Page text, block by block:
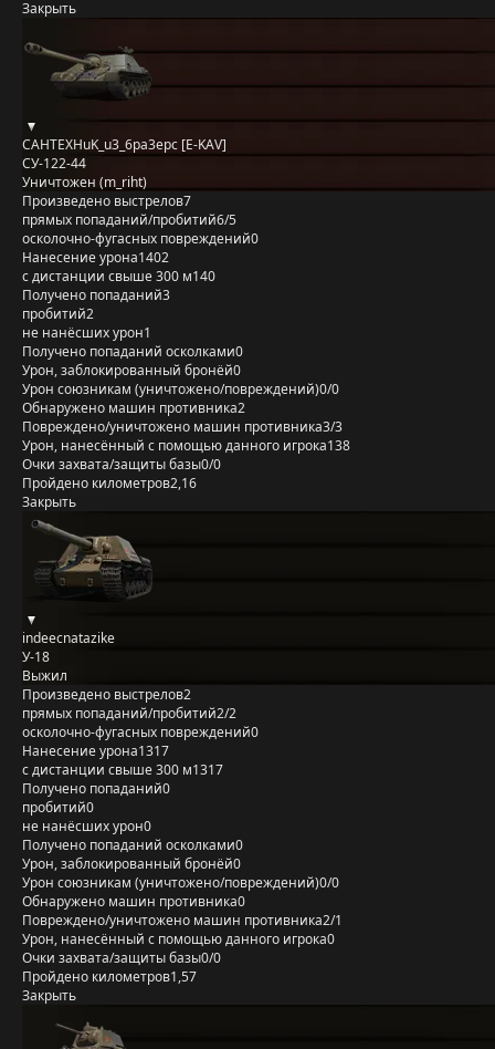
Закрыть
CAHTEXHuK_u3_6pa3epc [E-KAV]
СУ-122-44
Уничтожен (m_riht)
Произведено выстрелов7
прямых попаданий/пробитий6/5
осколочно-фугасных повреждений0
Нанесение урона1402
с дистанции свыше 300 м140
Получено попаданий3
пробитий2
не нанёсших урон1
Получено попаданий осколками0
Урон, заблокированный бронёй0
Урон союзникам (уничтожено/повреждений)0/0
Обнаружено машин противника2
Повреждено/уничтожено машин противника3/3
Урон, нанесённый с помощью данного игрока138
Очки захвата/защиты базы0/0
Пройдено километров2,16
Закрыть
indeecnatazike
У-18
Выжил
Произведено выстрелов2
прямых попаданий/пробитий2/2
осколочно-фугасных повреждений0
Нанесение урона1317
с дистанции свыше 300 м1317
Получено попаданий0
пробитий0
не нанёсших урон0
Получено попаданий осколками0
Урон, заблокированный бронёй0
Урон союзникам (уничтожено/повреждений)0/0
Обнаружено машин противника0
Повреждено/уничтожено машин противника2/1
Урон, нанесённый с помощью данного игрока0
Очки захвата/защиты базы0/0
Пройдено километров1,57
Закрыть